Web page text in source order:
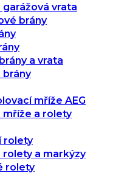
garážová vrata
brány
a vrata
brány
mříže AEG
mříže a rolety
rolety
rolety a markýzy
rolety